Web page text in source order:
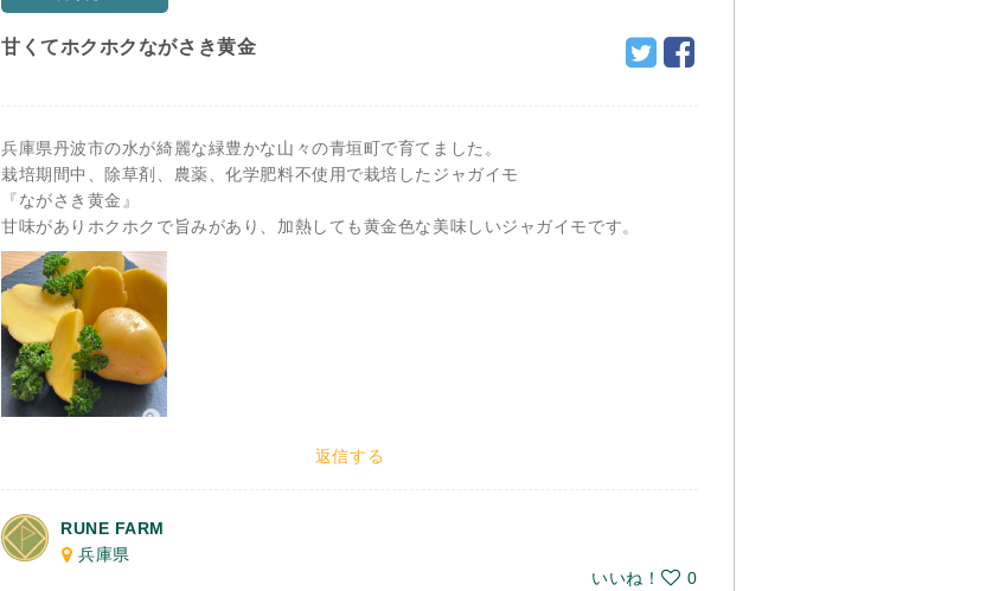
甘くてホクホクながさき黄金
兵庫県丹波市の水が綺麗な緑豊かな山々の青垣町で育てました。
栽培期間中、除草剤、農薬、化学肥料不使用で栽培したジャガイモ
『ながさき黄金』
甘味がありホクホクで旨みがあり、加熱しても黄金色な美味しいジャガイモです。
返信する
RUNE FARM
兵庫県
いいね！
0